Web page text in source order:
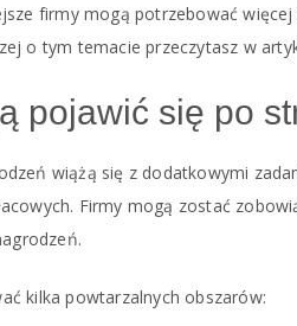
firmy mogą potrzebować
o tym temacie przeczytasz w
pojawić się po
wiążą się z dodatkowymi
Firmy mogą zostać
kilka powtarzalnych obszarów: